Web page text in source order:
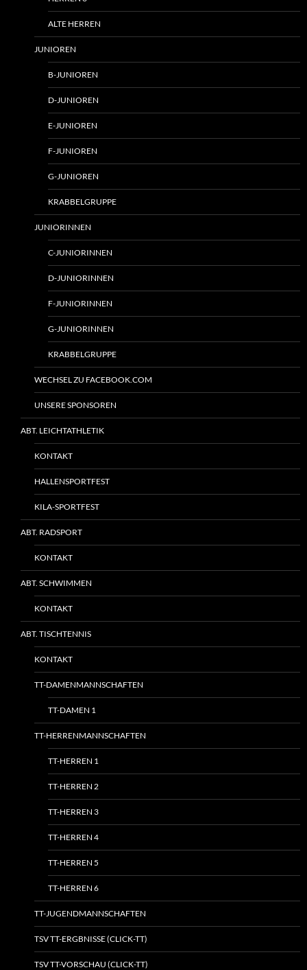
ALTE HERREN
JUNIOREN
B-JUNIOREN
D-JUNIOREN
E-JUNIOREN
F-JUNIOREN
G-JUNIOREN
KRABBELGRUPPE
JUNIORINNEN
C-JUNIORINNEN
D-JUNIORINNEN
F-JUNIORINNEN
G-JUNIORINNEN
KRABBELGRUPPE
WECHSEL ZU FACEBOOK.COM
UNSERE SPONSOREN
ABT. LEICHTATHLETIK
KONTAKT
HALLENSPORTFEST
KILA-SPORTFEST
ABT. RADSPORT
KONTAKT
ABT. SCHWIMMEN
KONTAKT
ABT. TISCHTENNIS
KONTAKT
TT-DAMENMANNSCHAFTEN
TT-DAMEN 1
TT-HERRENMANNSCHAFTEN
TT-HERREN 1
TT-HERREN 2
TT-HERREN 3
TT-HERREN 4
TT-HERREN 5
TT-HERREN 6
TT-JUGENDMANNSCHAFTEN
TSV TT-ERGBNISSE (CLICK-TT)
TSV TT-VORSCHAU (CLICK-TT)